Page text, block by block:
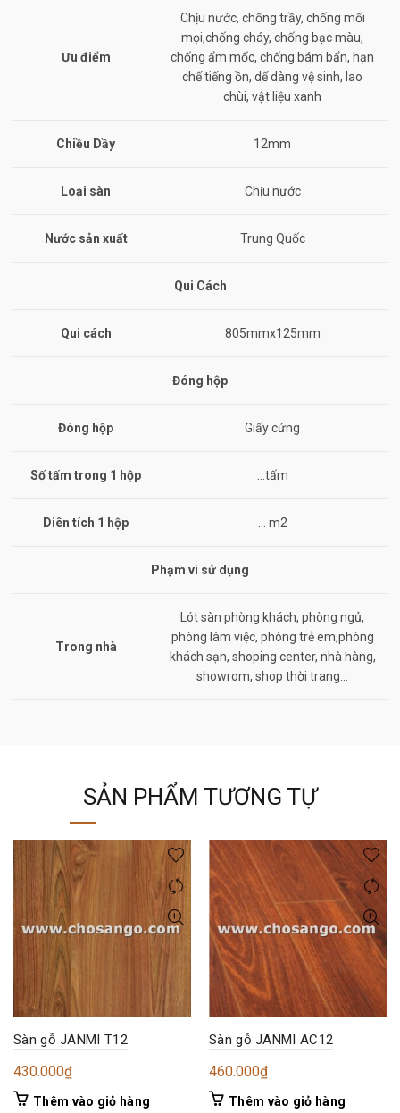
Ưu điểm
Chịu nước, chống trầy, chống mối
mọi,chống cháy, chống bạc màu,
chống ẩm mốc, chống bám bẩn, hạn
chế tiếng ồn, dể dàng vệ sinh, lao
chùi, vật liệu xanh
Chiều Dầy 12mm
Loại sàn Chịu nước
Nước sản xuất Trung Quốc
Qui Cách
Qui cách 805mmx125mm
Đóng hộp
Đóng hộp Giấy cứng
Số tấm trong 1 hộp …tấm
Diên tích 1 hộp … m2
Phạm vi sử dụng
Trong nhà
Lót sàn phòng khách, phòng ngủ,
phòng làm việc, phòng trẻ em,phòng
khách sạn, shoping center, nhà hàng,
showrom, shop thời trang…
SẢN PHẨM TƯƠNG TỰ
Sàn gỗ JANMI T12
430.000₫
Thêm vào giỏ hàng
Sàn gỗ JANMI AC12
460.000₫
Thêm vào giỏ hàng